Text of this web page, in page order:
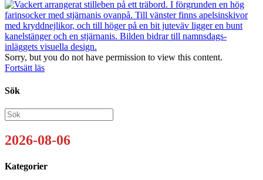
Sorry, but you do not have permission to view this content.
Fortsätt läs
Sök
2026-08-06
Kategorier